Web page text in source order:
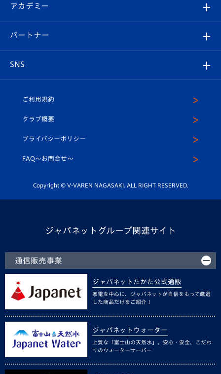
イベント
メディア
ホームタウン
スタッフプロフィール
マスコット紹介
平和祈念活動
ホームタウン活動
ヴィヴィくんの長崎おもてなしガイド
スタジアムグルメ
V-LOVERS（ファンクラブ）
プレイヤーズスイート
オンラインショップ
店舗情報
アカデミー
育成からのお知らせ
U-18
スクール
パートナー
SNS
ヴィヴィくんインスタグラム
公式LINE＠
ご利用規約
クラブ概要
プライバシーポリシー
FAQ〜お問合せ〜
Copyright © V-VAREN NAGASAKI. ALL RIGHT RESERVED.
ジャパネットグループ関連サイト
通信販売事業
ジャパネットたかた公式通販
家電を中心に、ジャパネットが自信をもって厳選
した商品だけをご紹介！
ジャパネットウォーター
上質な「富士山の天然水」。安心・安全、こだわ
りのウォーターサーバー